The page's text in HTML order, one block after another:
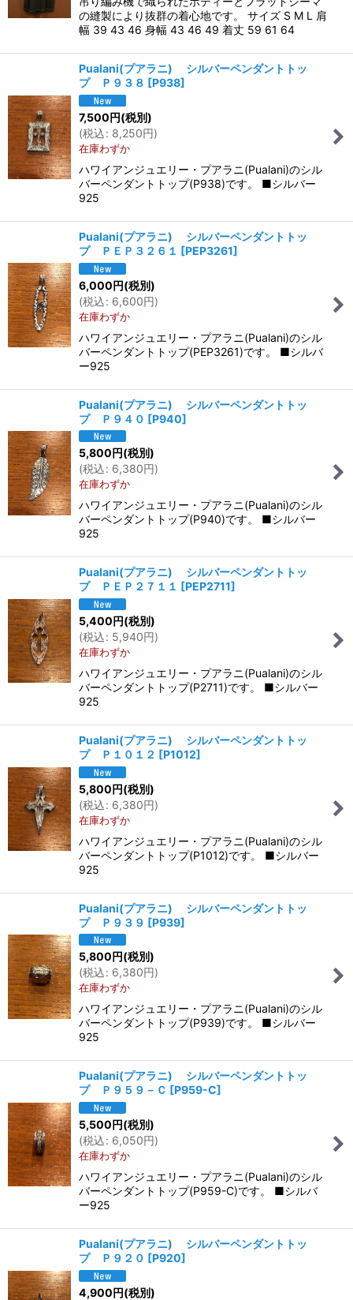
の縫製により抜群の着心地です。 サイズ S M L 肩
幅 39 43 46 身幅 43 46 49 着丈 59 61 64
Pualani(プアラニ) シルバーペンダントトッ
プ Ｐ９３８ [P938]
7,500円(税別)
(税込: 8,250円)
在庫わずか
ハワイアンジュエリー・プアラニ(Pualani)のシル
バーペンダントトップ(P938)です。 ■シルバー
925
Pualani(プアラニ) シルバーペンダントトッ
プ ＰＥＰ３２６１ [PEP3261]
6,000円(税別)
(税込: 6,600円)
在庫わずか
ハワイアンジュエリー・プアラニ(Pualani)のシル
バーペンダントトップ(PEP3261)です。 ■シルバ
ー925
Pualani(プアラニ) シルバーペンダントトッ
プ Ｐ９４０ [P940]
5,800円(税別)
(税込: 6,380円)
在庫わずか
ハワイアンジュエリー・プアラニ(Pualani)のシル
バーペンダントトップ(P940)です。 ■シルバー
925
Pualani(プアラニ) シルバーペンダントトッ
プ ＰＥＰ２７１１ [PEP2711]
5,400円(税別)
(税込: 5,940円)
在庫わずか
ハワイアンジュエリー・プアラニ(Pualani)のシル
バーペンダントトップ(P2711)です。 ■シルバー
925
Pualani(プアラニ) シルバーペンダントトッ
プ Ｐ１０１２ [P1012]
5,800円(税別)
(税込: 6,380円)
在庫わずか
ハワイアンジュエリー・プアラニ(Pualani)のシル
バーペンダントトップ(P1012)です。 ■シルバー
925
Pualani(プアラニ) シルバーペンダントトッ
プ Ｐ９３９ [P939]
5,800円(税別)
(税込: 6,380円)
在庫わずか
ハワイアンジュエリー・プアラニ(Pualani)のシル
バーペンダントトップ(P939)です。 ■シルバー
925
Pualani(プアラニ) シルバーペンダントトッ
プ Ｐ９５９－Ｃ [P959-C]
5,500円(税別)
(税込: 6,050円)
在庫わずか
ハワイアンジュエリー・プアラニ(Pualani)のシル
バーペンダントトップ(P959-C)です。 ■シルバ
ー925
Pualani(プアラニ) シルバーペンダントトッ
プ Ｐ９２０ [P920]
4,900円(税別)